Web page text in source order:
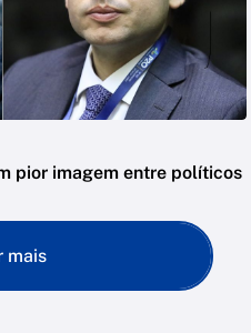
pior imagem entre políticos
mais